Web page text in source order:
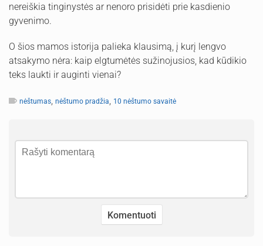
nereiškia tinginystės ar nenoro prisidėti prie kasdienio
gyvenimo.
O šios mamos istorija palieka klausimą, į kurį lengvo
atsakymo nėra: kaip elgtumėtės sužinojusios, kad kūdikio
teks laukti ir auginti vienai?
nėštumas nėštumo pradžia 10 nėštumo savaitė